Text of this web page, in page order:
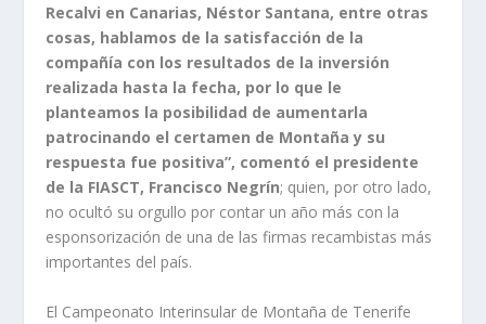
Recalvi en Canarias, Néstor Santana, entre otras
cosas, hablamos de la satisfacción de la
compañía con los resultados de la inversión
realizada hasta la fecha, por lo que le
planteamos la posibilidad de aumentarla
patrocinando el certamen de Montaña y su
respuesta fue positiva”, comentó el presidente
de la FIASCT, Francisco Negrín; quien, por otro lado,
no ocultó su orgullo por contar un año más con la
esponsorización de una de las firmas recambistas más
importantes del país.
El Campeonato Interinsular de Montaña de Tenerife